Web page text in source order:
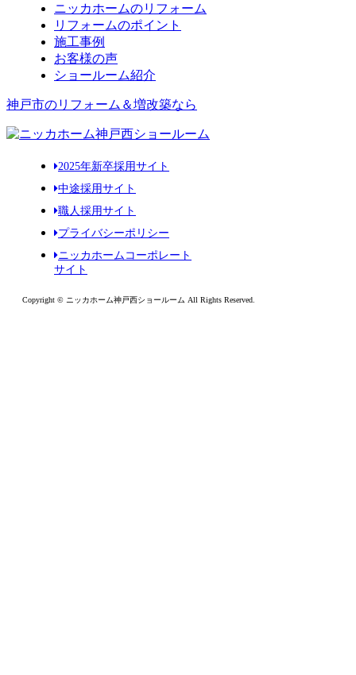
ニッカホームのリフォーム
リフォームのポイント
施工事例
お客様の声
ショールーム紹介
神戸市のリフォーム＆増改築なら
2025年新卒採用サイト
中途採用サイト
職人採用サイト
プライバシーポリシー
ニッカホームコーポレート
サイト
Copyright © ニッカホーム神戸西ショールーム All Rights Reserved.